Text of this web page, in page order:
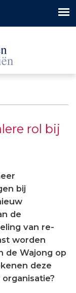
rol bij
bij
de
van re-
worden
de Wajong op
deze